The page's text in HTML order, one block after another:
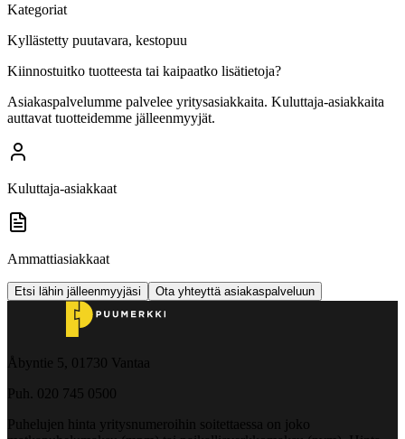
Kategoriat
Kyllästetty puutavara, kestopuu
Kiinnostuitko tuotteesta tai kaipaatko lisätietoja?
Asiakaspalvelumme palvelee yritysasiakkaita. Kuluttaja-asiakkaita
auttavat tuotteidemme jälleenmyyjät.
Kuluttaja-asiakkaat
Ammattiasiakkaat
Etsi lähin jälleenmyyjäsi Ota yhteyttä asiakaspalveluun
Åbyntie 5, 01730 Vantaa
Puh. 020 745 0500
Puhelujen hinta yritysnumeroihin soitettaessa on joko